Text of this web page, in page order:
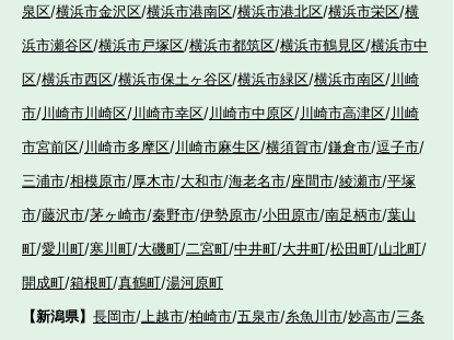
泉区/横浜市金沢区/横浜市港南区/横浜市港北区/横浜市栄区/横
浜市瀬谷区/横浜市戸塚区/横浜市都筑区/横浜市鶴見区/横浜市中
区/横浜市西区/横浜市保土ヶ谷区/横浜市緑区/横浜市南区/川崎
市/川崎市川崎区/川崎市幸区/川崎市中原区/川崎市高津区/川崎
市宮前区/川崎市多摩区/川崎市麻生区/横須賀市/鎌倉市/逗子市/
三浦市/相模原市/厚木市/大和市/海老名市/座間市/綾瀬市/平塚
市/藤沢市/茅ヶ崎市/秦野市/伊勢原市/小田原市/南足柄市/葉山
町/愛川町/寒川町/大磯町/二宮町/中井町/大井町/松田町/山北町/
開成町/箱根町/真鶴町/湯河原町
【新潟県】 長岡市/上越市/柏崎市/五泉市/糸魚川市/妙高市/三条